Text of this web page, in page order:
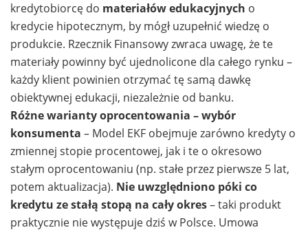
kredytobiorcę do materiałów edukacyjnych o
kredycie hipotecznym, by mógł uzupełnić wiedzę o
produkcie. Rzecznik Finansowy zwraca uwagę, że te
materiały powinny być ujednolicone dla całego rynku –
każdy klient powinien otrzymać tę samą dawkę
obiektywnej edukacji, niezależnie od banku.
Różne warianty oprocentowania – wybór
konsumenta – Model EKF obejmuje zarówno kredyty o
zmiennej stopie procentowej, jak i te o okresowo
stałym oprocentowaniu (np. stałe przez pierwsze 5 lat,
potem aktualizacja). Nie uwzględniono póki co
kredytu ze stałą stopą na cały okres– taki produkt
praktycznie nie występuje dziś w Polsce. Umowa